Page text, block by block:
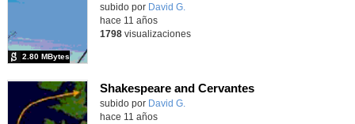
subido por David G.
2.80 MBytes
hace 11 años
1798visualizaciones
Shakespeare and Cervantes
subido por David G.
hace 11 años